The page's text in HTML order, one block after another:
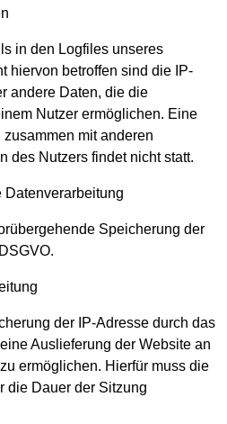
in den Logfiles unseres
hiervon betroffen sind die IP-
andere Daten, die die
Nutzer ermöglichen. Eine
mit anderen
des Nutzers findet nicht statt.
Datenverarbeitung
Speicherung der
der IP-Adresse durch das
Auslieferung der Website an
ermöglichen. Hierfür muss die
die Dauer der Sitzung